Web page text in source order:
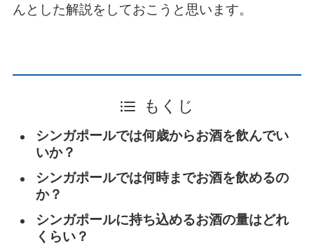
んとした解説をしておこうと思います。
もくじ
シンガポールでは何歳からお酒を飲んでい
いか？
シンガポールでは何時までお酒を飲めるの
か？
シンガポールに持ち込めるお酒の量はどれ
くらい？